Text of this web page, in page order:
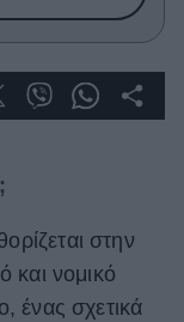
στην
και νομικό
ένας σχετικά